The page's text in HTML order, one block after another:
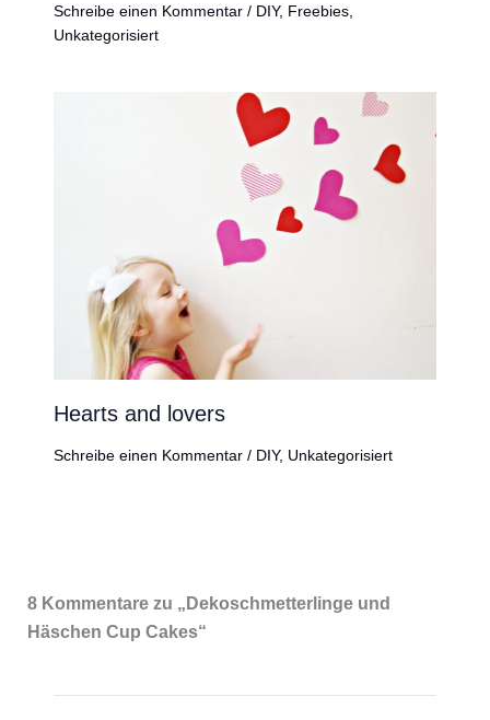
Schreibe einen Kommentar / DIY, Freebies,
Unkategorisiert
Hearts and lovers
Schreibe einen Kommentar / DIY, Unkategorisiert
8 Kommentare zu „Dekoschmetterlinge und
Häschen Cup Cakes“